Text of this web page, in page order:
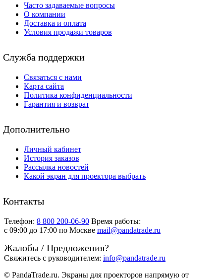
Часто задаваемые вопросы
О компании
Доставка и оплата
Условия продажи товаров
Служба поддержки
Связаться с нами
Карта сайта
Политика конфиденциальности
Гарантия и возврат
Дополнительно
Личный кабинет
История заказов
Рассылка новостей
Какой экран для проектора выбрать
Контакты
Телефон: 8 800 200-06-90 Время работы:
c 09:00 до 17:00 по Москве mail@pandatrade.ru
Жалобы / Предложения?
Свяжитесь с руководителем: info@pandatrade.ru
© PandaTrade.ru. Экраны для проекторов напрямую от